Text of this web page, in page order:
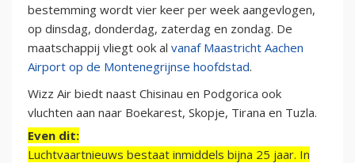
bestemming wordt vier keer per week aangevlogen,
op dinsdag, donderdag, zaterdag en zondag. De
maatschappij vliegt ook al vanaf Maastricht Aachen
Airport op de Montenegrijnse hoofdstad.
Wizz Air biedt naast Chisinau en Podgorica ook
vluchten aan naar Boekarest, Skopje, Tirana en Tuzla.
Even dit:
Luchtvaartnieuws bestaat inmiddels bijna 25 jaar. In